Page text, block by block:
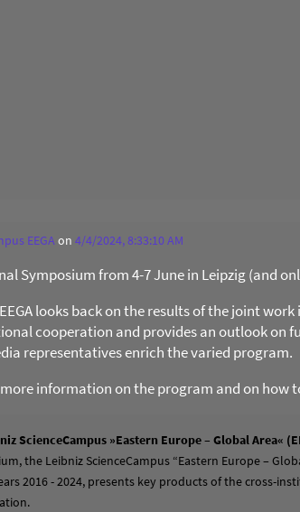
EEGAon 4/4/2024, 8:33:10 AM
Symposium from 4-7 June in Leipzig (and
looks back on the results of the joint
cooperation and provides an outlook on
representatives enrich the varied program.
information on the program and on how
ScienceCampus »Eastern Europe – Global Area«
the Leibniz ScienceCampus “Eastern Europe –
2016 - 2024, presents key products of the cross-